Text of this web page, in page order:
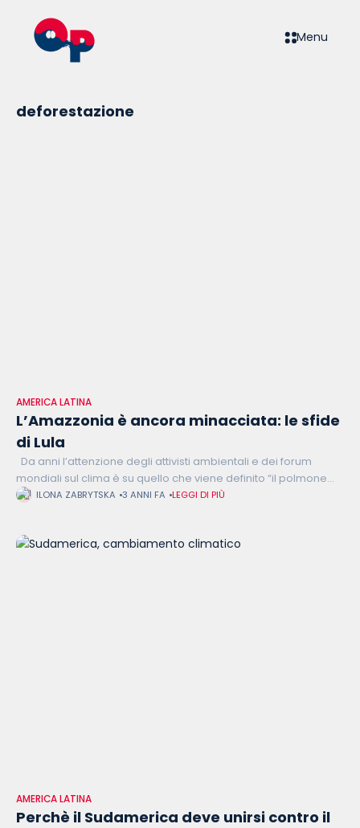
Menu
deforestazione
AMERICA LATINA
L’Amazzonia è ancora minacciata: le sfide
di Lula
Da anni l’attenzione degli attivisti ambientali e dei forum
mondiali sul clima è su quello che viene definito “il polmone
della terra”, la foresta amazzonica, casa di una straordinaria
ILONA ZABRYTSKA 3 ANNI FA LEGGI DI PIÙ
AMERICA LATINA
Perchè il Sudamerica deve unirsi contro il